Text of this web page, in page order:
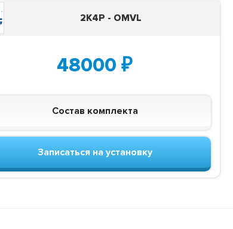
2K4P - OMVL
48000 ₽
Состав комплекта
Записаться на установку